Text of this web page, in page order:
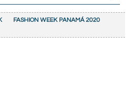
FASHION WEEK PANAMÁ 2020